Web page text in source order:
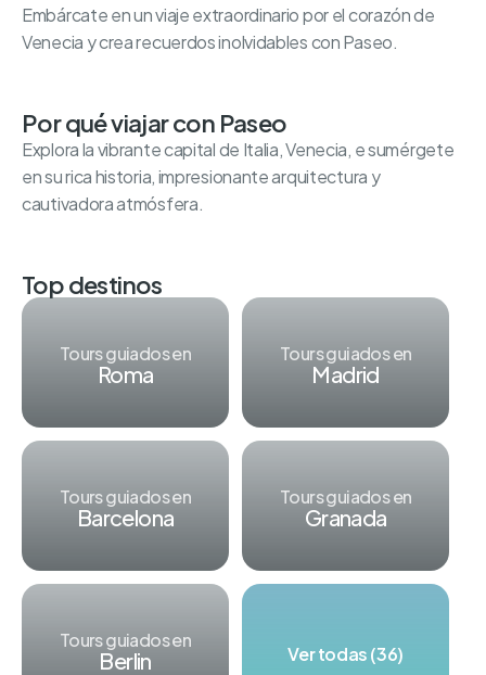
Embárcate en un viaje extraordinario por el corazón de
Venecia y crea recuerdos inolvidables con Paseo.
Por qué viajar con Paseo
Explora la vibrante capital de Italia, Venecia, e sumérgete
en su rica historia, impresionante arquitectura y
cautivadora atmósfera.
Top destinos
Tours guiados en
Roma
Tours guiados en
Madrid
Tours guiados en
Barcelona
Tours guiados en
Granada
Tours guiados en
Berlin Ver todas (36)